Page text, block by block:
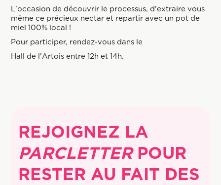
L'occasion de découvrir le processus, d'extraire vous
même ce précieux nectar et repartir avec un pot de
miel 100% local !
Pour participer, rendez-vous dans le
Hall de l'Artois entre 12h et 14h.
REJOIGNEZ LA
PARCLETTERPOUR
RESTER AU FAIT DES